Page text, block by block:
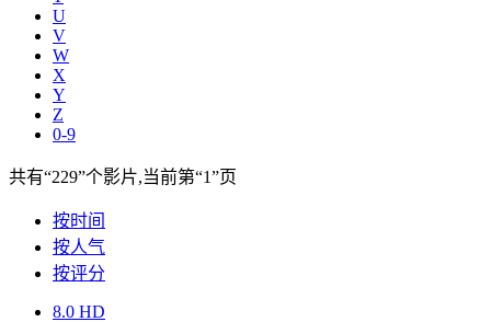
U
V
W
X
Y
Z
0-9
共有“229”个影片,当前第“1”页
按时间
按人气
按评分
8.0 HD